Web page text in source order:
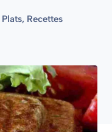
Plats, Recettes